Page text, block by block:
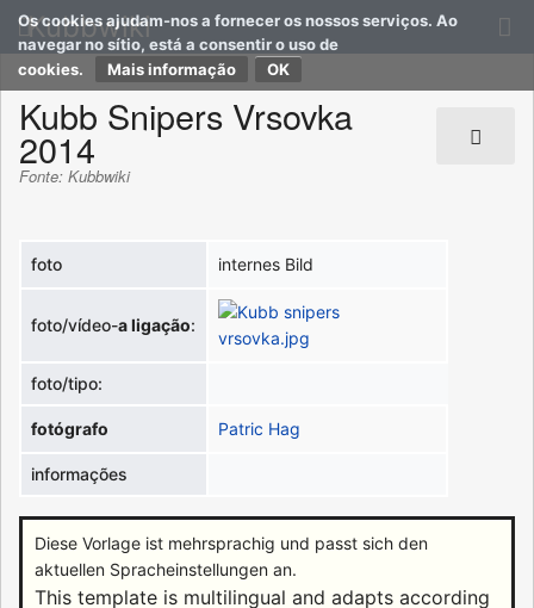
Os cookies ajudam-nos a fornecer os nossos serviços. Ao
navegar no sítio, está a consentir o uso de
cookies.
Mais informação
Kubbwiki
Kubb Snipers Vrsovka
2014
Fonte: Kubbwiki
foto internes Bild
foto/vídeo-a ligação:
foto/tipo:
fotógrafo Patric Hag
informações
Diese Vorlage ist mehrsprachig und passt sich den
aktuellen Spracheinstellungen an.
This template is multilingual and adapts according